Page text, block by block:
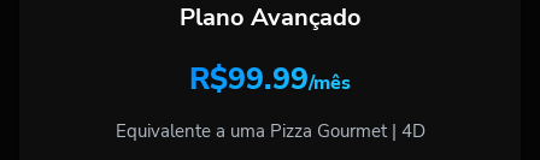
Plano Avançado
R$99.99/mês
Equivalente a uma Pizza Gourmet | 4D